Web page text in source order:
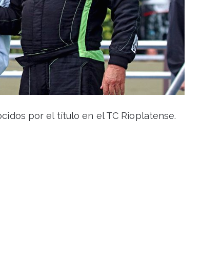
por el título en el TC Rioplatense.